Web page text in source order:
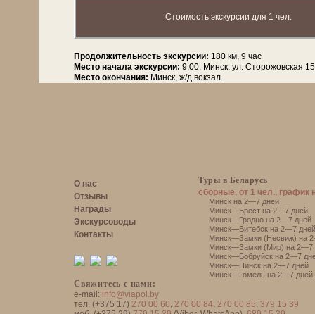
Стоимость экскурсии для 1 чел.
Продолжительность экскурсии: 180 км, 9 час
Место начала экскурсии: 9.00, Минск, ул. Сторожовская
Место окончания: Минск, ж/д вокзал
О нас
Отзывы
Награды
Экскурсоводы
Контакты
Свяжитесь с нами:
e-mail: info@viapol.by
тел. (+375 17) 270 00 60, 270 00 84, 270 00 85, 379 15 39
Туры в Беларусь
сборные, от 1 чел., график
Минск на 2—7 дней
Минск—Брест на 2—7 дней
Минск—Гродно на 2—7 дней
Минск—Витебск на 2—7 дней
Минск—Замки (Несвиж) на
Минск—Замки (Мир) на 2—7
Минск—Бобруйск на 2—7
Минск—Пинск на 2—7 дней
Минск—Гомель на 2—7 дней